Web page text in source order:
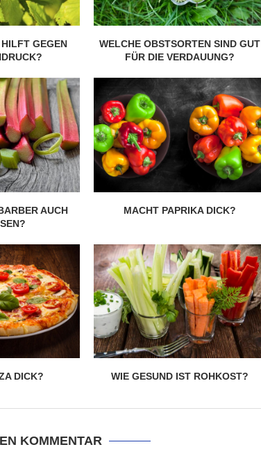
GEGEN
WELCHE OBSTSORTEN SIND GUT
FÜR DIE VERDAUUNG?
AUCH
MACHT PAPRIKA DICK?
DICK? WIE GESUND IST ROHKOST?
KOMMENTAR
5 super Tipps für weniger
Zuckerkonsum
28. Januar 2020